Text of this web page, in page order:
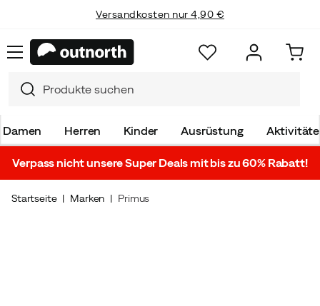
Versandkosten nur 4,90 €
Damen Herren Kinder Ausrüstung
Verpass nicht unsere Super Deals mit bis zu 60% Rabatt!
Startseite Marken Primus